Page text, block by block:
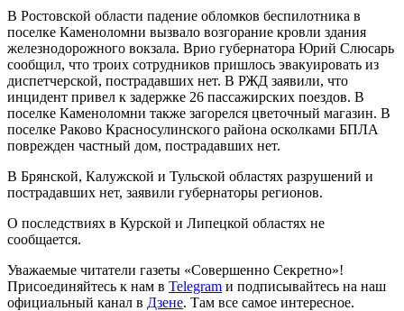
В Ростовской области падение обломков беспилотника в
поселке Каменоломни вызвало возгорание кровли здания
железнодорожного вокзала. Врио губернатора Юрий Слюсарь
сообщил, что троих сотрудников пришлось эвакуировать из
диспетчерской, пострадавших нет. В РЖД заявили, что
инцидент привел к задержке 26 пассажирских поездов. В
поселке Каменоломни также загорелся цветочный магазин. В
поселке Раково Красносулинского района осколками БПЛА
поврежден частный дом, пострадавших нет.
В Брянской, Калужской и Тульской областях разрушений и
пострадавших нет, заявили губернаторы регионов.
О последствиях в Курской и Липецкой областях не
сообщается.
Уважаемые читатели газеты «Совершенно Секретно»!
Присоединяйтесь к нам в Telegram и подписывайтесь на наш
официальный канал в Дзене. Там все самое интересное.